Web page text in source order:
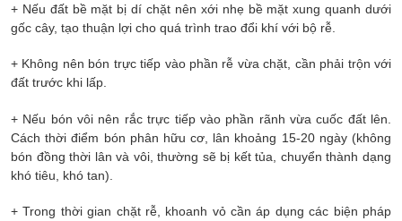
+ Nếu đất bề mặt bị dí chặt nên xới nhẹ bề mặt xung quanh dưới
gốc cây, tạo thuận lợi cho quá trình trao đổi khí với bộ rễ.
+ Không nên bón trực tiếp vào phần rễ vừa chặt, cần phải trộn với
đất trước khi lấp.
+ Nếu bón vôi nên rắc trực tiếp vào phần rãnh vừa cuốc đất lên.
Cách thời điểm bón phân hữu cơ, lân khoảng 15-20 ngày (không
bón đồng thời lân và vôi, thường sẽ bị kết tủa, chuyển thành dạng
khó tiêu, khó tan).
+ Trong thời gian chặt rễ, khoanh vỏ cần áp dụng các biện pháp